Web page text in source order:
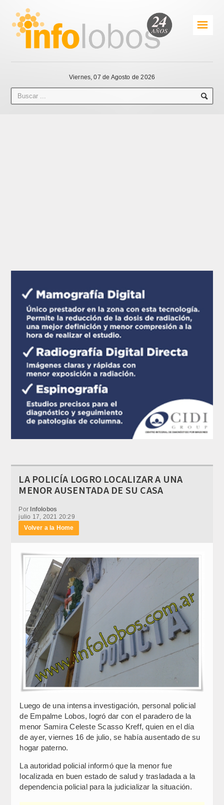
☰
Viernes, 07 de Agosto de 2026
LA POLICÍA LOGRO LOCALIZAR A UNA
MENOR AUSENTADA DE SU CASA
PorInfolobos
julio 17, 2021 20:29
Volver a la Home
Luego de una intensa investigación, personal policial
de Empalme Lobos, logró dar con el paradero de la
menor Samira Celeste Scasso Kreff, quien en el día
de ayer, viernes 16 de julio, se había ausentado de su
hogar paterno.
La autoridad policial informó que la menor fue
localizada en buen estado de salud y trasladada a la
dependencia policial para la judicializar la situación.